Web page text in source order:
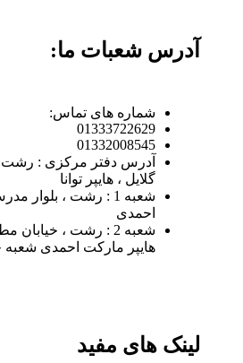
آدرس شعبات ما:
شماره های تماس:
01333722629
01332008545
آدرس دفتر مرکزی : رشت ،
گلایل ، هایپر توانا
شعبه 1 : رشت ، بلوار
احمدی
شعبه 2 : رشت ،
هایپر مارکت احمدی شعبه
لینک های مفید